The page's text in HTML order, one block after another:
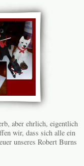
aber ehrlich, eigentlich
wir, dass sich alle ein
unseres Robert Burns